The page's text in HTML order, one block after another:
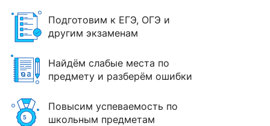
Подготовим к ЕГЭ, ОГЭ и
другим экзаменам
Найдём слабые места по
предмету и разберём ошибки
Повысим успеваемость по
школьным предметам